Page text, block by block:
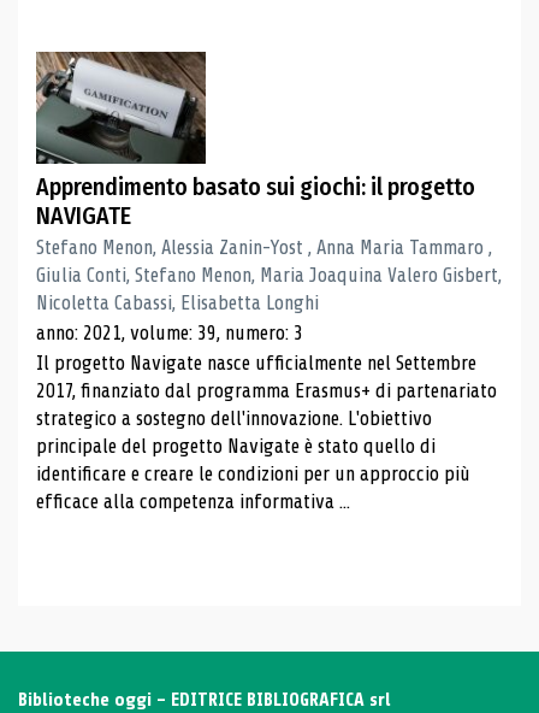
Apprendimento basato sui giochi: il progetto
NAVIGATE
Stefano Menon, Alessia Zanin-Yost , Anna Maria Tammaro ,
Giulia Conti, Stefano Menon, Maria Joaquina Valero Gisbert,
Nicoletta Cabassi, Elisabetta Longhi
anno: 2021, volume: 39, numero: 3
Il progetto Navigate nasce ufficialmente nel Settembre
2017, finanziato dal programma Erasmus+ di partenariato
strategico a sostegno dell'innovazione. L'obiettivo
principale del progetto Navigate è stato quello di
identificare e creare le condizioni per un approccio più
efficace alla competenza informativa ...
Biblioteche oggi - EDITRICE BIBLIOGRAFICA srl